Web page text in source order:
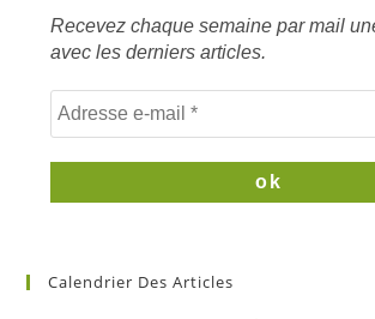
Recevez chaque semaine par mail
avec les derniers articles.
Calendrier Des Articles